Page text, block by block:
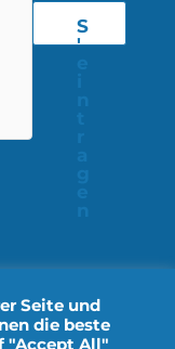
S
'
Seite und
die beste
"Accept All"